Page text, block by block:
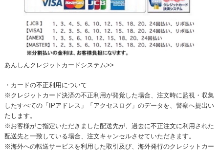
あんしんクレジットカードシステム>>
・カードの不正利用について
※クレジットカード決済の不正利用が発覚した場合、注文時に監視・収集
したすべての「IPアドレス」「アクセスログ」のデータを、警察へ提出い
たします。
※お客様がご指定いただきました配送先が、過去に不正注文に利用された
配送先と一致している場合、注文キャンセルさせていただきます。
※海外への転送サービスを利用した取引及び、海外発行のクレジットカー